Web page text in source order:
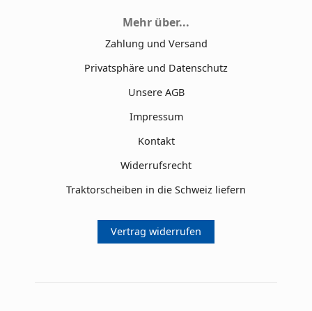
Mehr über...
Zahlung und Versand
Privatsphäre und Datenschutz
Unsere AGB
Impressum
Kontakt
Widerrufsrecht
Traktorscheiben in die Schweiz liefern
Vertrag widerrufen